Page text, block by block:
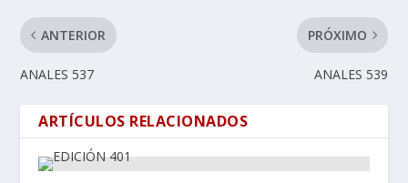
ANTERIOR
ANALES 537
PRÓXIMO
ANALES 539
ARTÍCULOS RELACIONADOS